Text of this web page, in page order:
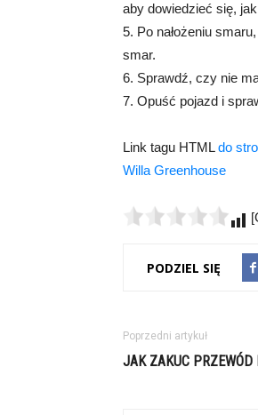
aby dowiedzieć się,
5. Po nałożeniu
smar.
6. Sprawdź, czy nie
7. Opuść pojazd i
Link tagu HTMLdo
Willa Greenhouse
PODZIEL SIĘ
Poprzedni artykuł
JAK ZAKUC PRZEWÓD